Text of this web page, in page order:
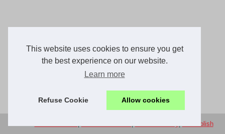
This website uses cookies to ensure you get
the best experience on our website.
Learn more
Refuse Cookie Allow cookies
eZ Publish